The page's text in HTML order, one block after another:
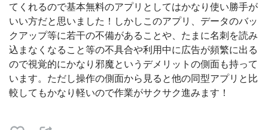
てくれるので基本無料のアプリとしてはかなり使い勝手が
いい方だと思いました！しかしこのアプリ、データのバッ
クアップ等に若干の不備があることや、たまに名刺を読み
込まなくなること等の不具合や利用中に広告が頻繁に出る
ので視覚的にかなり邪魔というデメリットの側面も持って
います。ただし操作の側面から見ると他の同型アプリと比
較してもかなり軽いので作業がサクサク進みます！